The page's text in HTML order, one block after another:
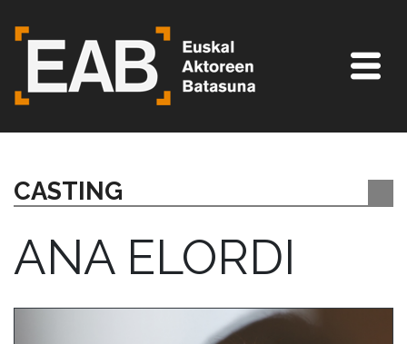
CASTING
ANA ELORDI